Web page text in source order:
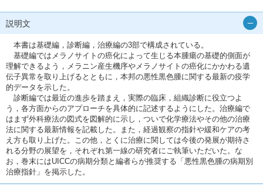
説明文
本書は基礎編，診断編，治療編の3部で構成されている。
基礎編ではメラノサイトの癌化によって生じる本腫瘍の基礎的側面が
理解できるよう，メラニン産生機序やメラノサイトの癌化にかかわる遺
伝子異常を取り上げるとともに，本邦の悪性黒色腫に関する最新の疫学
的データを示した。
診断編では最近の進歩を踏まえ，実際の臨床，組織診断に役立つよ
う，各方面からのアプローチを具体的に記述するようにした。治療編で
はまず外科療法の図式を図解的に示し，ついで化学療法やその他の治療
法に関する最新情報を記載した。また，経過観察の指針や緩和ケアの考
え方も取り上げた。この他，とくに治療に関しては今後の発展が期待さ
れる分野の展望を，それぞれ第一線の研究者にご執筆いただいた。な
お，巻末にはUICCの病期分類と編者らが推奨する「悪性黒色腫の病期別
治療指針」を掲示した。